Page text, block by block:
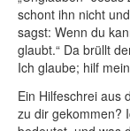
schont ihn nicht
sagst: Wenn du
glaubt.“ Da brüllt
Ich glaube; hilf
Ein Hilfeschrei aus
zu dir gekommen?